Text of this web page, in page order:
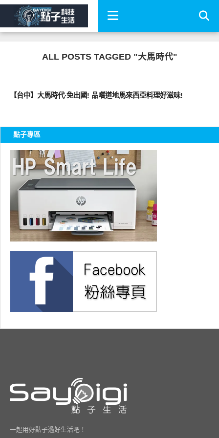
ALL POSTS TAGGED "大馬時代"
【台中】大馬時代‧免出國! 品嚐道地馬來西亞料理好滋味!
點子專區
一起用好點子過好生活吧！